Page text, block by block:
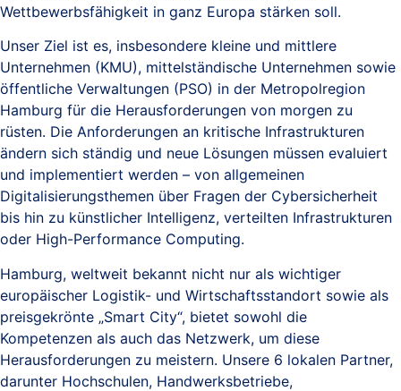
Wettbewerbsfähigkeit in ganz Europa stärken soll.
Unser Ziel ist es, insbesondere kleine und mittlere
Unternehmen (KMU), mittelständische Unternehmen sowie
öffentliche Verwaltungen (PSO) in der Metropolregion
Hamburg für die Herausforderungen von morgen zu
rüsten. Die Anforderungen an kritische Infrastrukturen
ändern sich ständig und neue Lösungen müssen evaluiert
und implementiert werden – von allgemeinen
Digitalisierungsthemen über Fragen der Cybersicherheit
bis hin zu künstlicher Intelligenz, verteilten Infrastrukturen
oder High-Performance Computing.
Hamburg, weltweit bekannt nicht nur als wichtiger
europäischer Logistik- und Wirtschaftsstandort sowie als
preisgekrönte „Smart City“, bietet sowohl die
Kompetenzen als auch das Netzwerk, um diese
Herausforderungen zu meistern. Unsere 6 lokalen Partner,
darunter Hochschulen, Handwerksbetriebe,